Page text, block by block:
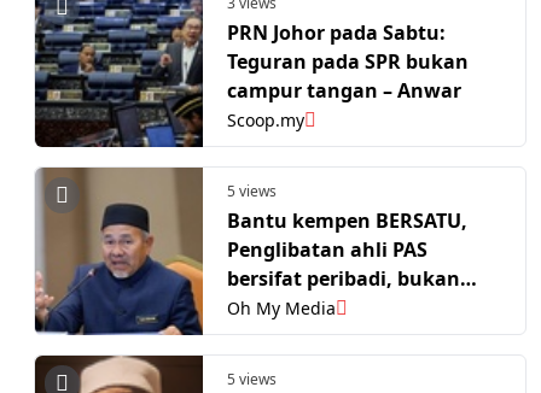
PRN Johor pada Sabtu:
Teguran pada SPR bukan
campur tangan – Anwar
Scoop.my
5 views
Bantu kempen BERSATU,
Penglibatan ahli PAS
bersifat peribadi, bukan
keputusan parti
Oh My Media
5 views